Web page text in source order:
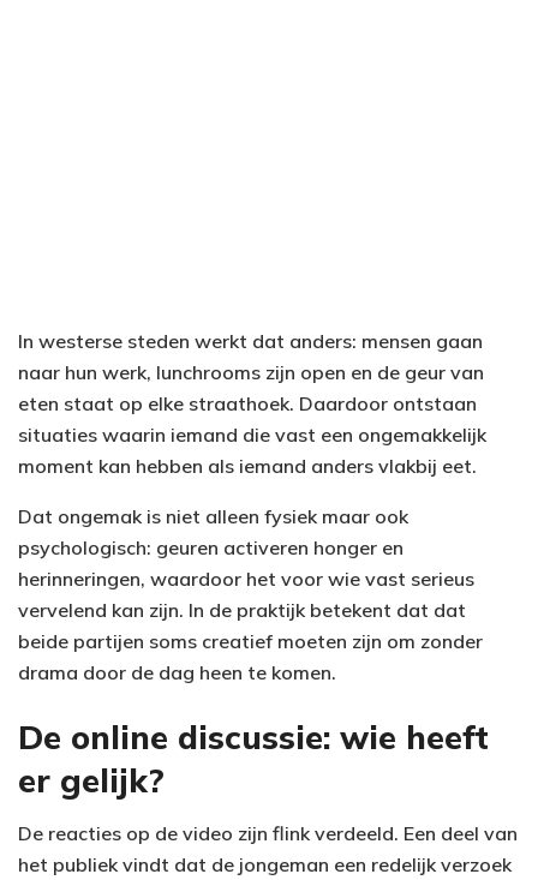
In westerse steden werkt dat anders: mensen gaan
naar hun werk, lunchrooms zijn open en de geur van
eten staat op elke straathoek. Daardoor ontstaan
situaties waarin iemand die vast een ongemakkelijk
moment kan hebben als iemand anders vlakbij eet.
Dat ongemak is niet alleen fysiek maar ook
psychologisch: geuren activeren honger en
herinneringen, waardoor het voor wie vast serieus
vervelend kan zijn. In de praktijk betekent dat dat
beide partijen soms creatief moeten zijn om zonder
drama door de dag heen te komen.
De online discussie: wie heeft
er gelijk?
De reacties op de video zijn flink verdeeld. Een deel van
het publiek vindt dat de jongeman een redelijk verzoek